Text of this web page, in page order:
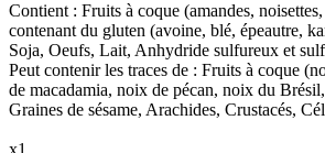
Contient : Fruits à coque (amandes,
contenant du gluten (avoine, blé, épeautre,
Soja, Oeufs, Lait, Anhydride sulfureux et
Peut contenir les traces de : Fruits à coque
de macadamia, noix de pécan, noix du
Graines de sésame, Arachides, Crustacés,